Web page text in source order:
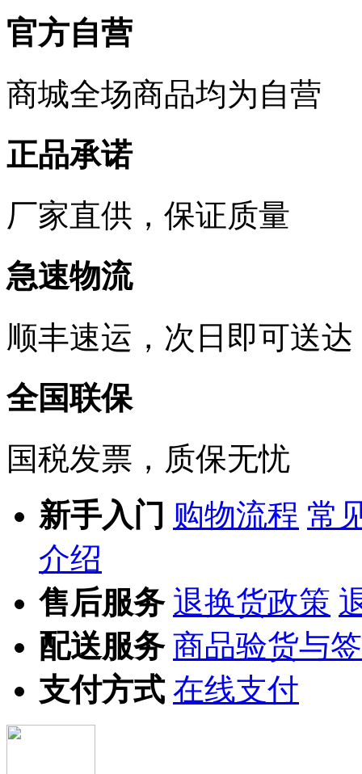
官方自营
商城全场商品均为自营
正品承诺
厂家直供，保证质量
急速物流
顺丰速运，次日即可送达
全国联保
国税发票，质保无忧
新手入门 购物流程 常
介绍
售后服务 退换货政策
配送服务 商品验货与
支付方式 在线支付